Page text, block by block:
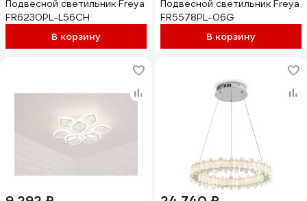
Подвесной светильник Freya
FR6230PL-L56CH
В корзину
Подвесной светильник Freya
FR5578PL-06G
В корзину